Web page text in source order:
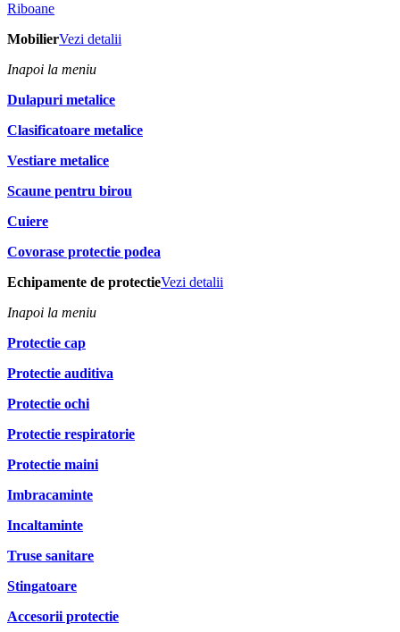
Riboane
MobilierVezi detalii
Inapoi la meniu
Dulapuri metalice
Clasificatoare metalice
Vestiare metalice
Scaune pentru birou
Cuiere
Covorase protectie podea
Echipamente de protectieVezi detalii
Inapoi la meniu
Protectie cap
Protectie auditiva
Protectie ochi
Protectie respiratorie
Protectie maini
Imbracaminte
Incaltaminte
Truse sanitare
Stingatoare
Accesorii protectie